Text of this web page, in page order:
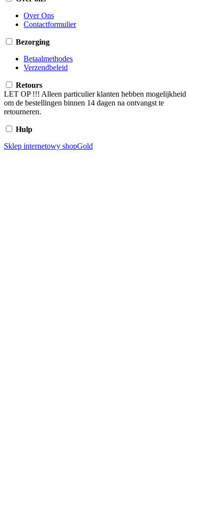
Over Ons
Contactformulier
Bezorging
Betaalmethodes
Verzendbeleid
Retours
LET OP !!! Alleen particulier klanten hebben mogelijkheid
om de bestellingen binnen 14 dagen na ontvangst te
retourneren.
Hulp
Sklep internetowy shopGold